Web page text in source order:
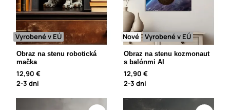
Vyrobené v EÚ
Obraz na stenu robotická
mačka
12,90 €
2-3 dni
Nové Vyrobené v EÚ
Obraz na stenu kozmonaut
s balónmi AI
12,90 €
2-3 dni